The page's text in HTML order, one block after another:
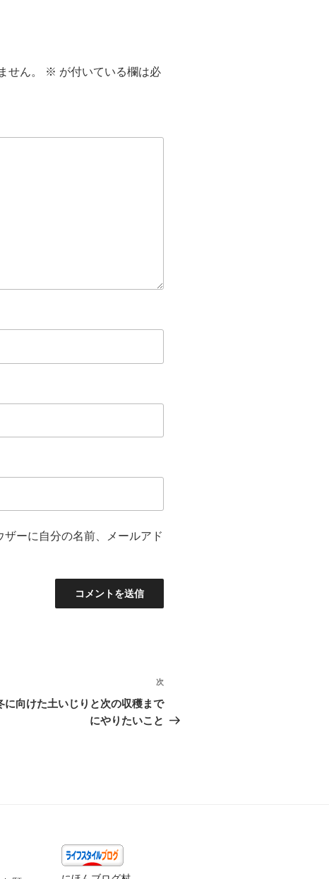
せん。 ※ が付いている欄は必
ーに自分の名前、メールアド
次
の
投
次
に向けた土いじりと次の収穫まで
にやりたいこと